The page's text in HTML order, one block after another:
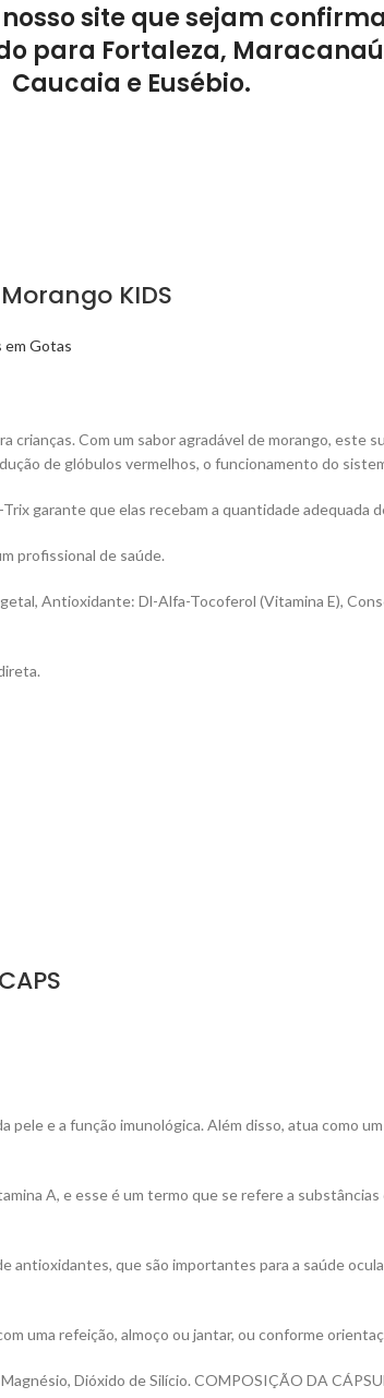
site que sejam
para Fortaleza,
Caucaia e Eusébio.
KIDS
em Gotas
Com um sabor agradável de morango, este
de glóbulos vermelhos, o funcionamento do
garante que elas recebam a quantidade adequada
profissional de saúde.
Antioxidante: Dl-Alfa-Tocoferol (Vitamina E),
pele e a função imunológica. Além disso, atua como
A, e esse é um termo que se refere a
que são importantes para a saúde
uma refeição, almoço ou jantar, ou conforme
Dióxido de Silício. COMPOSIÇÃO DA